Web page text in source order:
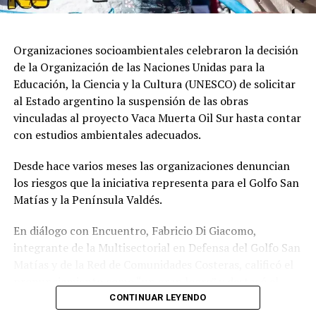
Organizaciones socioambientales celebraron la decisión
de la Organización de las Naciones Unidas para la
Educación, la Ciencia y la Cultura (UNESCO) de solicitar
al Estado argentino la suspensión de las obras
vinculadas al proyecto Vaca Muerta Oil Sur hasta contar
con estudios ambientales adecuados.
Desde hace varios meses las organizaciones denuncian
los riesgos que la iniciativa representa para el Golfo San
Matías y la Península Valdés.
En diálogo con Encuentro, Fabricio Di Giacomo,
integrante de la Multisectorial en Defensa del Golfo San
pronunciamiento como “un gran logro” y destacó el
trabajo articulado entre organizaciones ambientales,
CONTINUAR LEYENDO